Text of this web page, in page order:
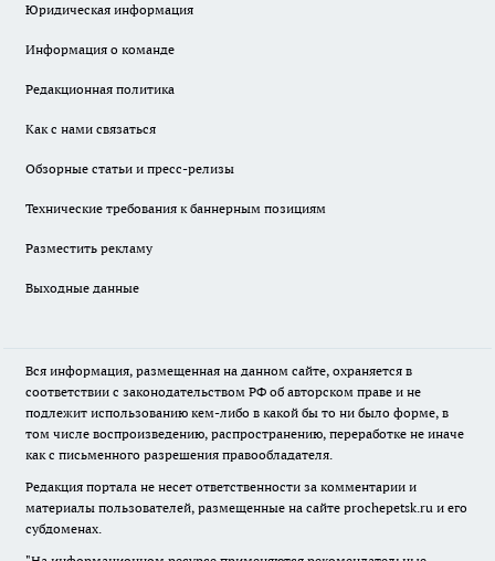
Юридическая информация
Информация о команде
Редакционная политика
Как с нами связаться
Обзорные статьи и пресс-релизы
Технические требования к баннерным позициям
Разместить рекламу
Выходные данные
Вся информация, размещенная на данном сайте, охраняется в
соответствии с законодательством РФ об авторском праве и не
подлежит использованию кем-либо в какой бы то ни было форме, в
том числе воспроизведению, распространению, переработке не иначе
как с письменного разрешения правообладателя.
Редакция портала не несет ответственности за комментарии и
материалы пользователей, размещенные на сайте prochepetsk.ru и его
субдоменах.